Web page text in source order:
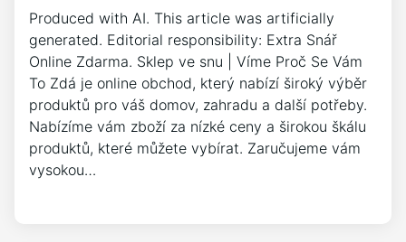
Produced with AI. This article was artificially
generated. Editorial responsibility: Extra Snář
Online Zdarma. Sklep ve snu | Víme Proč Se Vám
To Zdá je online obchod, který nabízí široký výběr
produktů pro váš domov, zahradu a další potřeby.
Nabízíme vám zboží za nízké ceny a širokou škálu
produktů, které můžete vybírat. Zaručujeme vám
vysokou…